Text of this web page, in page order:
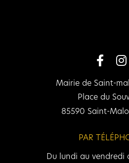
Mairie de Saint-
Place du
85590 Saint-
PAR
Du lundi au vendredi